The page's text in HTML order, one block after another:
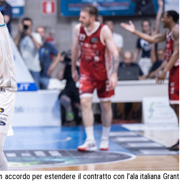
per estendere il contratto con l’ala italiana Grant